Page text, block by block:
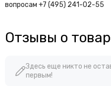
вопросам +7 (495) 241-02-55
Отзывы о
Здесь еще никто не
первым!